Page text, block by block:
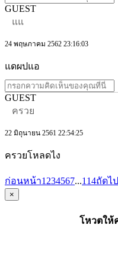
GUEST
แแ
24 พฤษภาคม 2562 23:16:03
แดผปแอ
GUEST
ครวย
22 มิถุนายน 2561 22:54:25
ครวยโหลดไง
ก่อนหน้า1 234567...114ถัดไป
×
โหวตให้